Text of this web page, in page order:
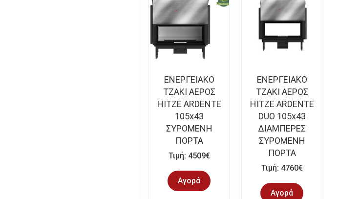
ΕΝΕΡΓΕΙΑΚΟ
ΤΖΑΚΙ ΑΕΡΟΣ
HITZE ARDENTE
105x43
ΣΥΡΟΜΕΝΗ
ΠΟΡΤΑ
Τιμή: 4509€
Αγορά
ΕΝΕΡΓΕΙΑΚΟ
ΤΖΑΚΙ ΑΕΡΟΣ
HITZE ARDENTE
DUO 105x43
ΔΙΑΜΠΕΡΕΣ
ΣΥΡΟΜΕΝΗ
ΠΟΡΤΑ
Τιμή: 4760€
Αγορά